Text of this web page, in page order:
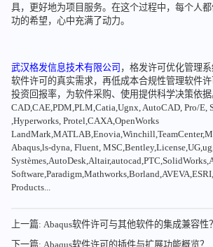
具，更好地为项目服务。在这个过程中，每个人
功的希望，心中充满了动力。
武汉格发信息技术有限公司 ，格发许可优化管理
软件许可的真实需求，再低成本合规性管理软件
投资回报率，为软件采购、使用提供科学决策依
CAD,CAE,PDM,PLM,Catia,Ugnx, AutoCAD, Pro/E,
,Hyperworks, Protel,CAXA,OpenWorks
Abaqus,ls-dyna, Fluent,
Products...
上一篇: Abaqus软件许可与其他软件的集成兼容性？
下一篇: Abaqus软件许可的插件与扩展功能概览？